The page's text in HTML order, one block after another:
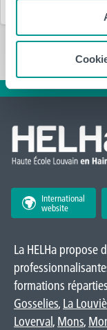
International
website
La HELHa propose
formations
Gosselies, La
Loverval, Mons,